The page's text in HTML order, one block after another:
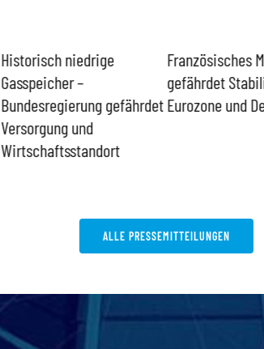
Historisch niedrige
Gasspeicher –
Bundesregierung gefährdet
Versorgung und
Wirtschaftsstandort
Französisches
gefährdet
Eurozone und
ALLE PRESSEMITTEILUNGEN